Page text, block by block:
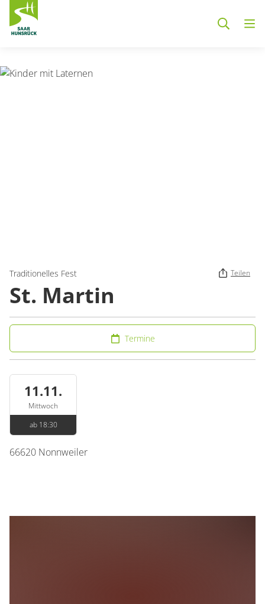
Traditionelles Fest Teilen
St. Martin
Termine
11.11.
Mittwoch
ab 18:30
66620 Nonnweiler